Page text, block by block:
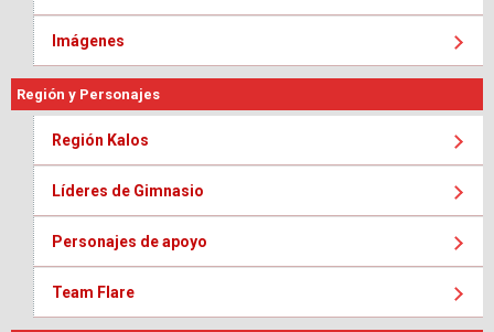
Imágenes
Región y Personajes
Región Kalos
Líderes de Gimnasio
Personajes de apoyo
Team Flare